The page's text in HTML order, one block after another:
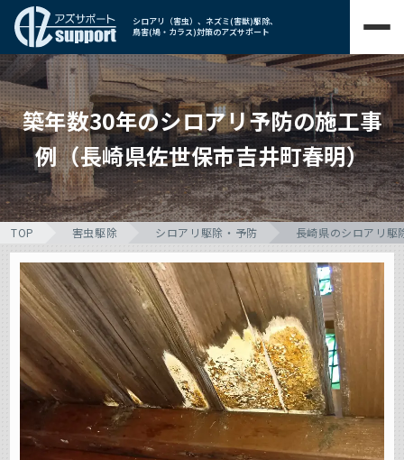
シロアリ（害虫）、ネズミ(害獣)駆除、
鳥害(鳩・カラス)対策のアズサポート
築年数30年のシロアリ予防の施工事
例（長崎県佐世保市吉井町春明）
TOP 害虫駆除 シロアリ駆除・予防 長崎県のシロアリ駆